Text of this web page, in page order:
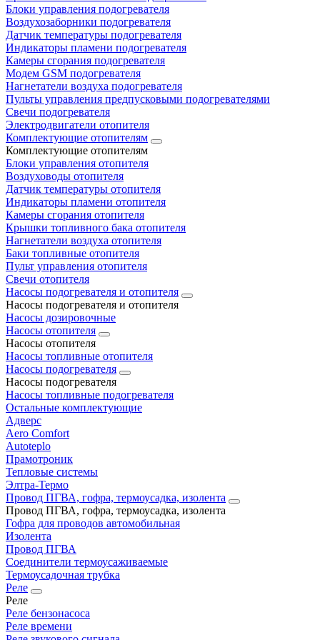
Блоки управления подогревателя
Воздухозаборники подогревателя
Датчик температуры подогревателя
Индикаторы пламени подогревателя
Камеры сгорания подогревателя
Модем GSM подогревателя
Нагнетатели воздуха подогревателя
Пульты управления предпусковыми подогревателями
Свечи подогревателя
Электродвигатели отопителя
Комплектующие отопителям
Комплектующие отопителям
Блоки управления отопителя
Воздуховоды отопителя
Датчик температуры отопителя
Индикаторы пламени отопителя
Камеры сгорания отопителя
Крышки топливного бака отопителя
Нагнетатели воздуха отопителя
Баки топливные отопителя
Пульт управления отопителя
Свечи отопителя
Насосы подогревателя и отопителя
Насосы подогревателя и отопителя
Насосы дозировочные
Насосы отопителя
Насосы отопителя
Насосы топливные отопителя
Насосы подогревателя
Насосы подогревателя
Насосы топливные подогревателя
Остальные комплектующие
Адверс
Aero Comfort
Autoteplo
Прамотроник
Тепловые системы
Элтра-Термо
Провод ПГВА, гофра, термоусадка, изолента
Провод ПГВА, гофра, термоусадка, изолента
Гофра для проводов автомобильная
Изолента
Провод ПГВА
Соединители термоусаживаемые
Термоусадочная трубка
Реле
Реле
Реле бензонасоса
Реле времени